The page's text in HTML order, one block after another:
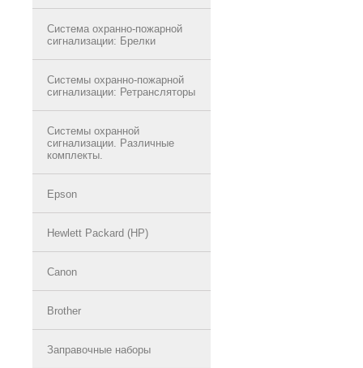
Система охранно-пожарной
сигнализации: Брелки
Системы охранно-пожарной
сигнализации: Ретрансляторы
Системы охранной
сигнализации. Различные
комплекты.
Epson
Hewlett Packard (HP)
Canon
Brother
Заправочные наборы